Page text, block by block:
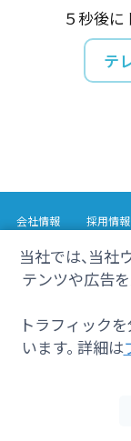
当社では、当社
テンツや広告
トラフィック
います。 詳細は
５秒後に
テ
会社情報 採用情報